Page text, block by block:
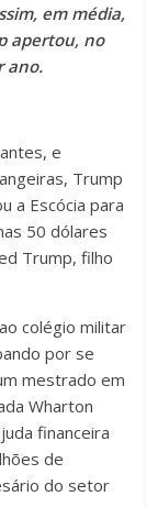
em média,
apertou, no
ano.
e
Trump
a Escócia para
50 dólares
Trump, filho
colégio militar
por se
mestrado em
Wharton
financeira
de
do setor